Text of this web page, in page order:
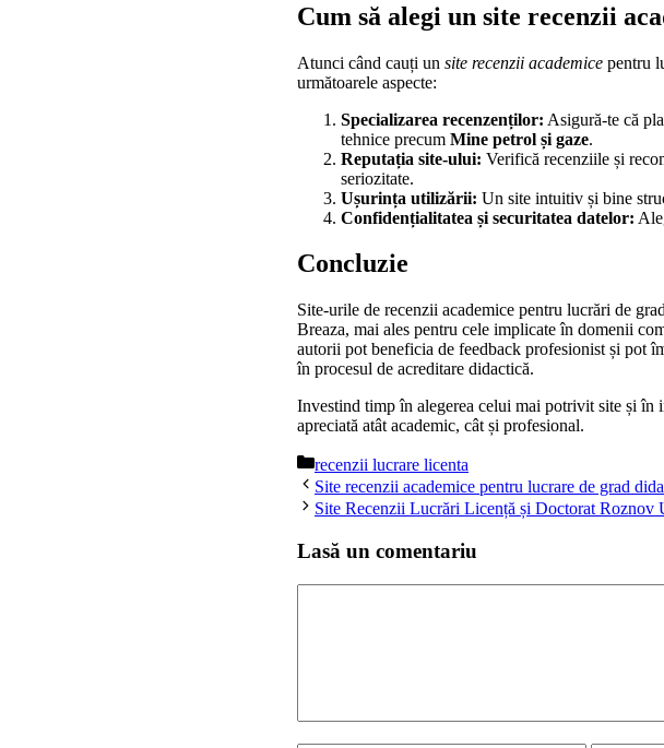
Cum să alegi un site recenzii
Atunci când cauți un site recenzii academice pentru
următoarele aspecte:
Specializarea recenzenților: Asigură-te că
tehnice precum Mine petrol și gaze.
Reputația site-ului: Verifică recenziile și
seriozitate.
Ușurința utilizării: Un site intuitiv și bine
Confidențialitatea și securitatea datelor:
Concluzie
Site-urile de recenzii academice pentru lucrări de
Breaza, mai ales pentru cele implicate în domenii
autorii pot beneficia de feedback profesionist și pot
în procesul de acreditare didactică.
Investind timp în alegerea celui mai potrivit site și în
apreciată atât academic, cât și profesional.
Categorii
recenzii lucrare licenta
Site recenzii academice pentru lucrare de grad
Site Recenzii Lucrări Licență și Doctorat Roznov
Lasă un comentariu